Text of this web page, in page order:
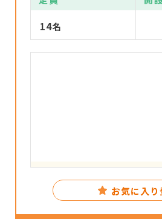
14名
お気に入り